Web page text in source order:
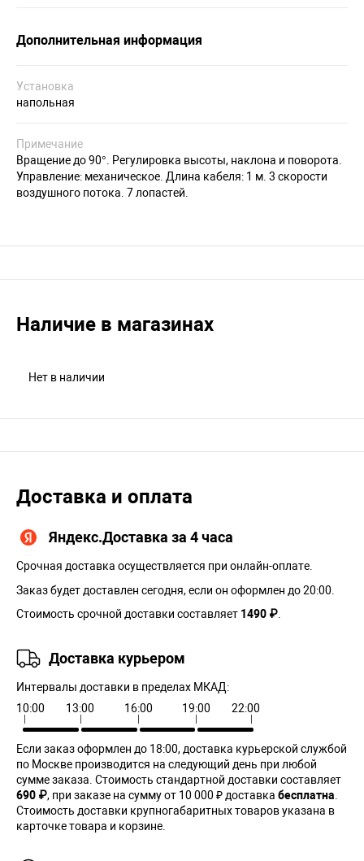
Дополнительная информация
Установка
напольная
Примечание
Вращение до 90°. Регулировка высоты, наклона и поворота.
Управление: механическое. Длина кабеля: 1 м. 3 скорости
воздушного потока. 7 лопастей.
Наличие в магазинах
Нет в наличии
Доставка и оплата
Яндекс.Доставка за 4 часа
Срочная доставка осуществляется при онлайн-оплате.
Заказ будет доставлен сегодня, если он оформлен до 20:00.
Стоимость срочной доставки составляет 1490 ₽
Доставка курьером
Интервалы доставки в пределах МКАД:
10:00
13:00 16:00 19:00 22:00
Если заказ оформлен до 18:00, доставка курьерской службой
по Москве производится на следующий день при любой
сумме заказа. Cтоимость стандартной доставки составляет
690 ₽, при заказе на сумму от 10 000 ₽ доставка бесплатна
Стоимость доставки крупногабаритных товаров указана в
карточке товара и корзине.